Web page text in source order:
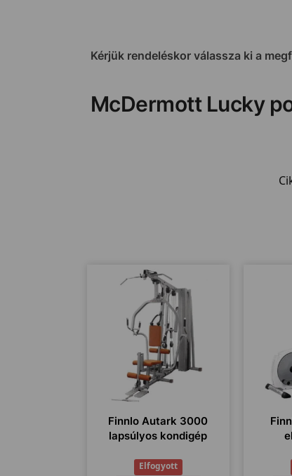
Kérjük rendeléskor válassza ki a
McDermott Lucky
Finnlo Autark 3000
lapsúlyos kondigép
Elfogyott